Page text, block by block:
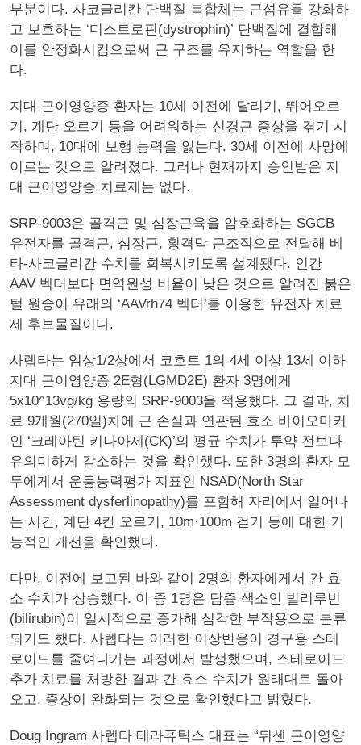
부분이다. 사코글리칸 단백질 복합체는 근섬유를 강화하
고 보호하는 ‘디스트로핀(dystrophin)’ 단백질에 결합해
이를 안정화시킴으로써 근 구조를 유지하는 역할을 한
다.
지대 근이영양증 환자는 10세 이전에 달리기, 뛰어오르
기, 계단 오르기 등을 어려워하는 신경근 증상을 겪기 시
작하며, 10대에 보행 능력을 잃는다. 30세 이전에 사망에
이르는 것으로 알려졌다. 그러나 현재까지 승인받은 지
대 근이영양증 치료제는 없다.
SRP-9003은 골격근 및 심장근육을 암호화하는 SGCB
유전자를 골격근, 심장근, 횡격막 근조직으로 전달해 베
타-사코글리칸 수치를 회복시키도록 설계됐다. 인간
AAV 벡터보다 면역원성 비율이 낮은 것으로 알려진 붉은
털 원숭이 유래의 ‘AAVrh74 벡터’를 이용한 유전자 치료
제 후보물질이다.
사렙타는 임상1/2상에서 코호트 1의 4세 이상 13세 이하
지대 근이영양증 2E형(LGMD2E) 환자 3명에게
5x10^13vg/kg 용량의 SRP-9003을 적용했다. 그 결과, 치
료 9개월(270일)차에 근 손실과 연관된 효소 바이오마커
인 ‘크레아틴 키나아제(CK)’의 평균 수치가 투약 전보다
유의미하게 감소하는 것을 확인했다. 또한 3명의 환자 모
두에게서 운동능력평가 지표인 NSAD(North Star
Assessment dysferlinopathy)를 포함해 자리에서 일어나
는 시간, 계단 4칸 오르기, 10m·100m 걷기 등에 대한 기
능적인 개선을 확인했다.
다만, 이전에 보고된 바와 같이 2명의 환자에게서 간 효
소 수치가 상승했다. 이 중 1명은 담즙 색소인 빌리루빈
(bilirubin)이 일시적으로 증가해 심각한 부작용으로 분류
되기도 했다. 사렙타는 이러한 이상반응이 경구용 스테
로이드를 줄여나가는 과정에서 발생했으며, 스테로이드
추가 치료를 처방한 결과 간 효소 수치가 원래대로 돌아
오고, 증상이 완화되는 것으로 확인했다고 밝혔다.
Doug Ingram 사렙타 테라퓨틱스 대표는 “뒤센 근이영양